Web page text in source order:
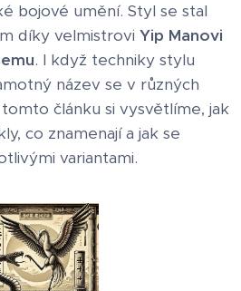
bojové umění. Styl se stal
díky velmistrovi Yip Manovi
. I když techniky stylu
název se v různých
tomto článku si vysvětlíme, jak
co znamenají a jak se
variantami.